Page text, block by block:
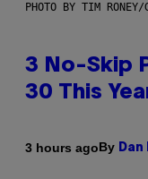
PHOTO BY TIM RONEY/
3 No-Skip
30 This
3 hours agoBy Dan